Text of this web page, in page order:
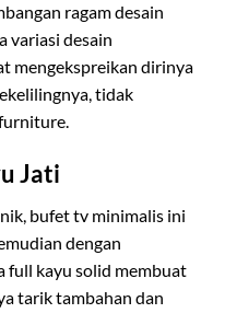
ragam desain
variasi desain
mengekspreikan dirinya
tidak
Jati
bufet tv minimalis ini
dengan
full kayu solid membuat
tarik tambahan dan